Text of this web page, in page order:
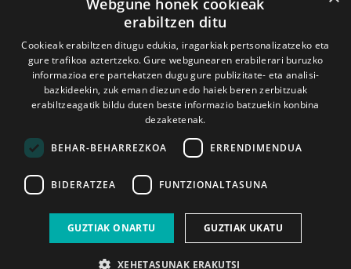
2026ko eka. 1a 2026ko mar. 1a
Webgune honek cookieak
erabiltzen ditu
Cookieak erabiltzen ditugu edukia, iragarkiak pertsonalizatzeko eta
gure trafikoa aztertzeko. Gure webgunearen erabilerari buruzko
informazioa ere partekatzen dugu gure publizitate- eta analisi-
bazkideekin, zuk eman diezun edo haiek beren zerbitzuak
erabiltzeagatik bildu duten beste informazio batzuekin konbina
dezaketenak.
BEHAR-BEHARREZKOA ERRENDIMENDUA
BIDERATZEA FUNTZIONALTASUNA
GUZTIAK ONARTU GUZTIAK UKATU
XEHETASUNAK ERAKUTSI